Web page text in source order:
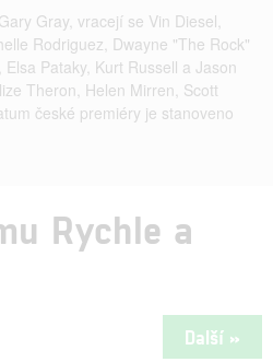
Gray, vracejí se Vin Diesel,
Rodriguez, Dwayne "The Rock"
Pataky, Kurt Russell a Jason
Theron, Helen Mirren, Scott
české premiéry je stanoveno
Rychle a
Další »